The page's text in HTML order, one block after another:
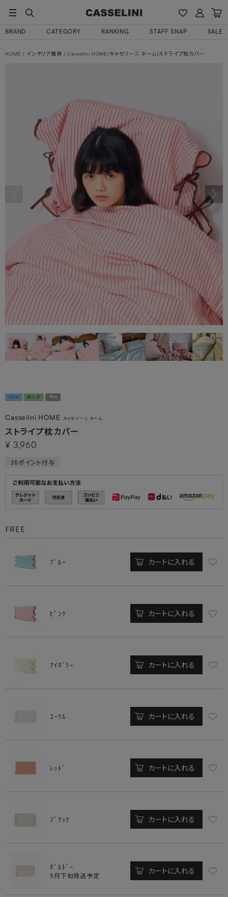
BRAND CATEGORY RANKING STAFF SNAP SALE
HOME インテリア雑貨 Casselini HOME(キャセリーニ ホーム)ストライプ枕カバー
NEW 再入荷 予約
Casselini HOME キャセリーニ ホーム
ストライプ枕カバー
¥ 3,960
36ポイント付与
FREE
ﾌﾞﾙｰ カートに入れる
ﾋﾟﾝｸ カートに入れる
ｱｲﾎﾞﾘｰ カートに入れる
ｺｰﾗﾙ カートに入れる
ﾚｯﾄﾞ カートに入れる
ﾌﾞﾗｯｸ カートに入れる
ﾎﾞﾙﾄﾞｰ
9月下旬発送予定 カートに入れる